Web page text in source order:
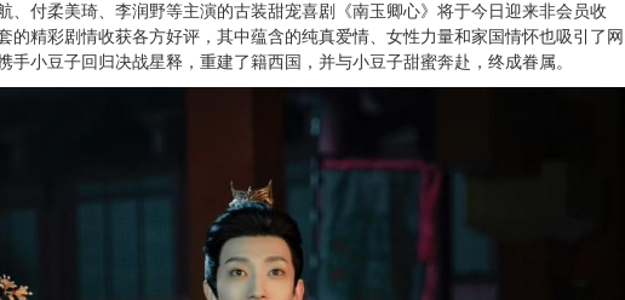
付柔美琦、李润野等主演的古装甜宠喜剧《南玉卿心》将于今日迎来非会员收
精彩剧情收获各方好评，其中蕴含的纯真爱情、女性力量和家国情怀也吸引了网
小豆子回归决战星释，重建了籍西国，并与小豆子甜蜜奔赴，终成眷属。